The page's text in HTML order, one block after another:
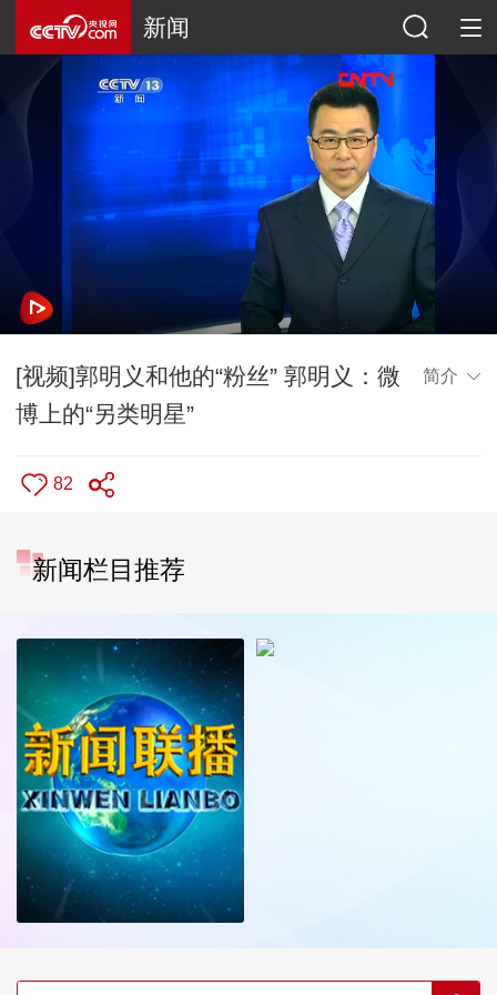
新闻
[视频]郭明义和他的“粉丝” 郭明义：微
博上的“另类明星”
简介
82
新闻栏目推荐